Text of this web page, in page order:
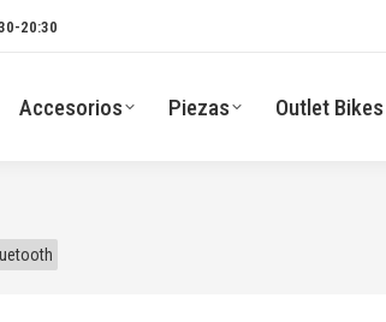
20:30
Accesorios Piezas Outlet Bikes